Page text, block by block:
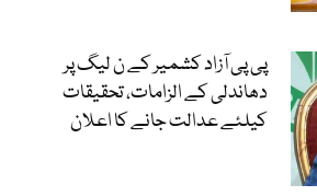
پی پی آزاد کشمیر کے ن لیگ پر
دھاندلی کے الزامات، تحقیقات
کیلئے عدالت جانے کا اعلان